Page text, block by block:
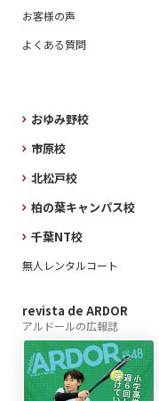
お客様の声
よくある質問
おゆみ野校
市原校
北松戸校
柏の葉キャンパス校
千葉NT校
無人レンタルコート
revista de ARDOR
アルドールの広報誌